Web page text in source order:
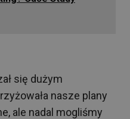
się dużym
nasze plany
ale nadal mogliśmy